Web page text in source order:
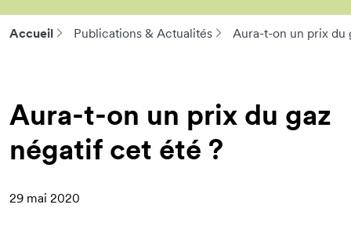
Accueil Publications & Actualités Aura-t-on un prix du
Aura-t-on un prix du gaz
négatif cet été ?
29 mai 2020